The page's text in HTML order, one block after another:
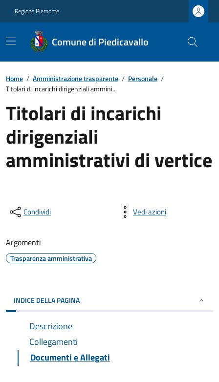
Regione Piemonte
Comune di Piedicavallo
Home / Amministrazione trasparente / Personale /
Titolari di incarichi dirigenziali ammini...
Titolari di incarichi
dirigenziali
amministrativi di vertice
Condividi Vedi azioni
Argomenti
Trasparenza amministrativa
INDICE DELLA PAGINA
Descrizione
Collegamenti
Documenti e Allegati